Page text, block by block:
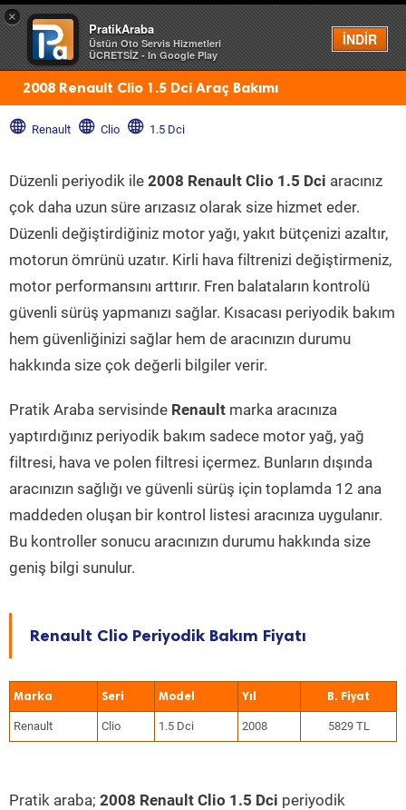
×
PratikAraba
Üstün Oto Servis Hizmetleri
ÜCRETSİZ - In Google Play
İNDİR
Menü
2008 Renault Clio 1.5 Dci Araç Bakımı
Renault Clio 1.5 Dci
Düzenli periyodik ile 2008 Renault Clio 1.5 Dci aracınız
çok daha uzun süre arızasız olarak size hizmet eder.
Düzenli değiştirdiğiniz motor yağı, yakıt bütçenizi azaltır,
motorun ömrünü uzatır. Kirli hava filtrenizi değiştirmeniz,
motor performansını arttırır. Fren balataların kontrolü
güvenli sürüş yapmanızı sağlar. Kısacası periyodik bakım
hem güvenliğinizi sağlar hem de aracınızın durumu
hakkında size çok değerli bilgiler verir.
Pratik Araba servisinde Renault marka aracınıza
yaptırdığınız periyodik bakım sadece motor yağ, yağ
filtresi, hava ve polen filtresi içermez. Bunların dışında
aracınızın sağlığı ve güvenli sürüş için toplamda 12 ana
maddeden oluşan bir kontrol listesi aracınıza uygulanır.
Bu kontroller sonucu aracınızın durumu hakkında size
geniş bilgi sunulur.
Renault Clio Periyodik Bakım Fiyatı
Marka Seri Model Yıl
Renault Clio 1.5 Dci 2008 5829 TL
Pratik araba; 2008 Renault Clio 1.5 Dci periyodik